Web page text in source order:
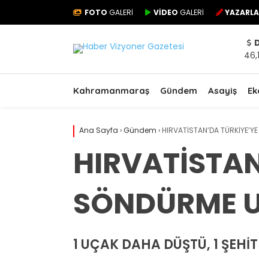
FOTO GALERİ VİDEO GALERİ
Kahramanmaraş Gündem Asayiş
Ana Sayfa ›Gündem › HIRVATİSTAN’DA
SÖNDÜRME
1 UÇAK DAHA DÜŞTÜ, 1